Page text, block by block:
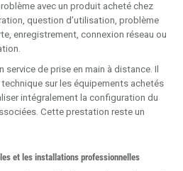
avec un produit acheté chez
question d’utilisation, problème
enregistrement, connexion réseau ou
de prise en main à distance. Il
sur les équipements achetés
intégralement la configuration du
Cette prestation reste un
et les installations professionnelles